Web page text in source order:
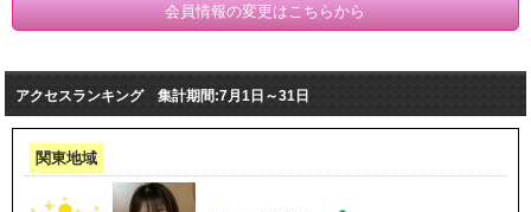
会員情報の変更はこちらから
アクセスランキング 集計期間:7月1日～31日
関東地域